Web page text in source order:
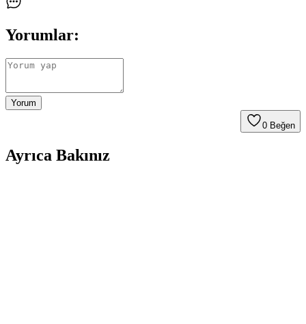
Yorumlar:
Yorum
0 Beğen
Ayrıca Bakınız